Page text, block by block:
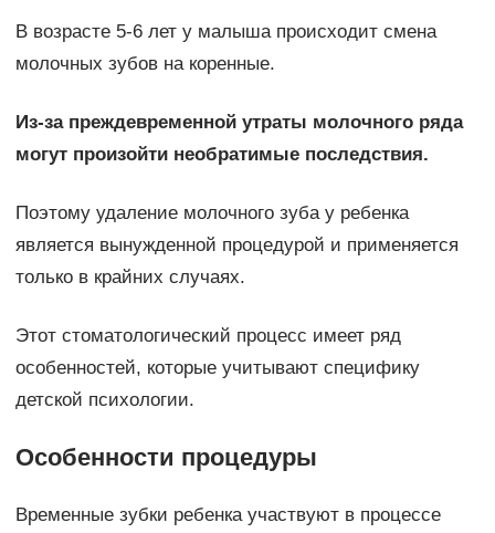
В возрасте 5-6 лет у малыша происходит смена
молочных зубов на коренные.
Из-за преждевременной утраты молочного ряда
могут произойти необратимые последствия.
Поэтому удаление молочного зуба у ребенка
является вынужденной процедурой и применяется
только в крайних случаях.
Этот стоматологический процесс имеет ряд
особенностей, которые учитывают специфику
детской психологии.
Особенности процедуры
Временные зубки ребенка участвуют в процессе